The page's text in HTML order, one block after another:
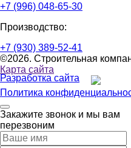
+7 (996) 048-65-30
Производство:
+7 (930) 389-52-41
©2026. Строительная
Карта сайта
Разработка сайта
Политика
Закажите звонок и мы вам
перезвоним